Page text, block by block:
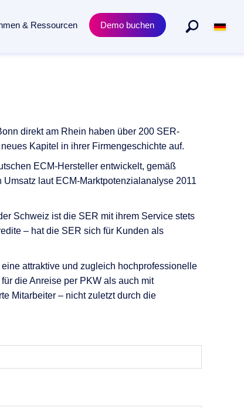
Einkauf & Beschaffung
& Ressourcen
Release News
Demo buchen
direkt am Rhein haben über 200 SER-
Kapitel in ihrer Firmengeschichte auf.
ECM-Hersteller entwickelt, gemäß
laut ECM-Marktpotenzialanalyse 2011
Schweiz ist die SER mit ihrem Service stets
– hat die SER sich für Kunden als
attraktive und zugleich hochprofessionelle
die Anreise per PKW als auch mit
Mitarbeiter – nicht zuletzt durch die